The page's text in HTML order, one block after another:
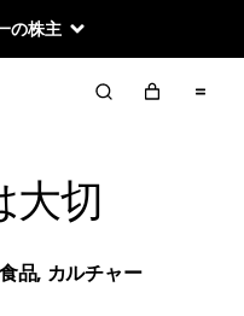
の株主
大切
食品, カルチャー